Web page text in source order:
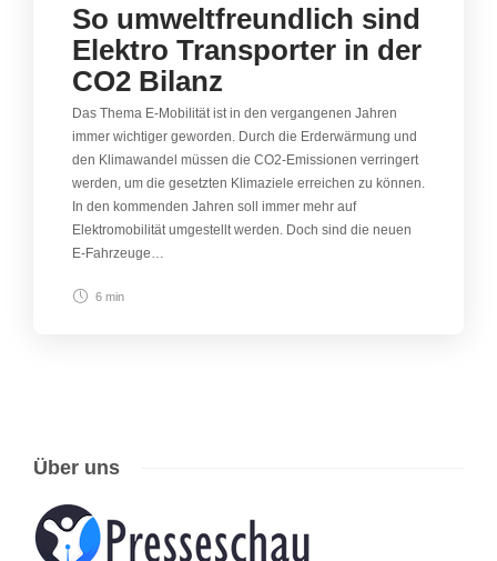
So umweltfreundlich sind
Elektro Transporter in der
CO2 Bilanz
Das Thema E-Mobilität ist in den vergangenen Jahren
immer wichtiger geworden. Durch die Erderwärmung und
den Klimawandel müssen die CO2-Emissionen verringert
werden, um die gesetzten Klimaziele erreichen zu können.
In den kommenden Jahren soll immer mehr auf
Elektromobilität umgestellt werden. Doch sind die neuen
E-Fahrzeuge…
6 min
Über uns